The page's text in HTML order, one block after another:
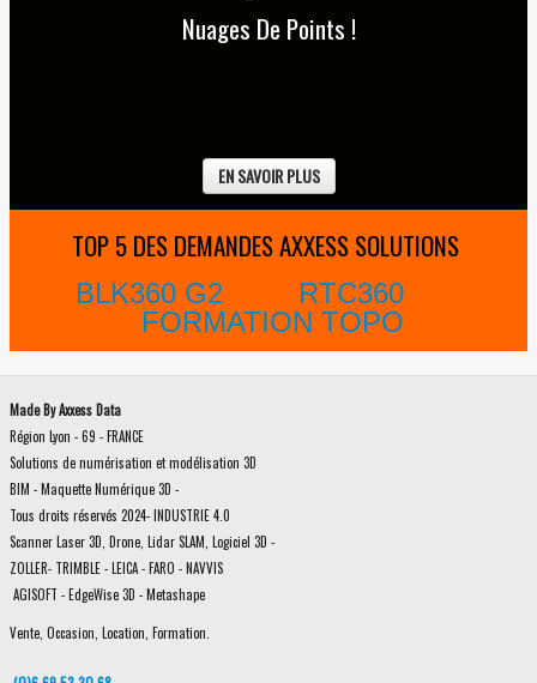
Nuages De Points !
EN SAVOIR PLUS
TOP 5 DES DEMANDES AXXESS SOLUTIONS
BLK360 G2
RTC360
FORMATION TOPO
Made By Axxess Data
Région Lyon - 69 - FRANCE
Solutions de numérisation et modélisation 3D
BIM - Maquette Numérique 3D -
Tous droits réservés 2024- INDUSTRIE 4.0
Scanner Laser 3D, Drone, Lidar SLAM, Logiciel 3D -
ZOLLER- TRIMBLE - LEICA - FARO - NAVVIS
AGISOFT - EdgeWise 3D - Metashape
Vente, Occasion, Location, Formation.